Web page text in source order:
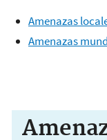
Amenazas
Amenazas